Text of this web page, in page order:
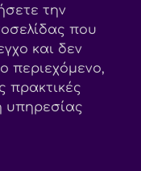
την
που
και δεν
περιεχόμενο,
πρακτικές
υπηρεσίας